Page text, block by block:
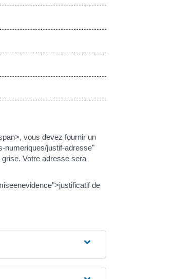
vous devez fournir un
numeriques/justif-adresse"
Votre adresse sera
de